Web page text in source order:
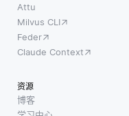
Attu
Milvus CLI
Feder
Claude Context
资源
博客